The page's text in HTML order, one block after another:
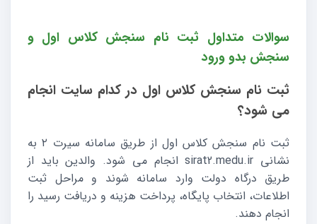
سوالات متداول ثبت نام سنجش کلاس اول و
سنجش بدو ورود
ثبت نام سنجش کلاس اول در کدام سایت انجام
می شود؟
ثبت نام سنجش کلاس اول از طریق سامانه سیرت ۲ به
نشانی sirat2.medu.ir انجام می شود. والدین باید از
طریق درگاه دولت وارد سامانه شوند و مراحل ثبت
اطلاعات، انتخاب پایگاه، پرداخت هزینه و دریافت رسید را
انجام دهند.